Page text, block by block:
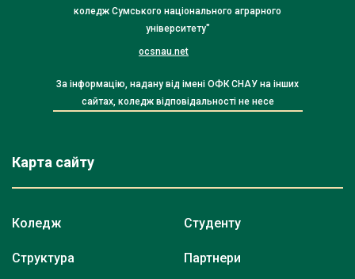
коледж Сумського національного аграрного
університету"
ocsnau.net
За інформацію, надану від імені ОФК СНАУ на інших
сайтах, коледж відповідальності не несе
Карта сайту
Коледж
Структура
Студенту
Партнери